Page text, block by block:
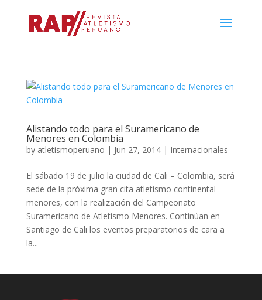
Alistando todo para el Suramericano de
Menores en Colombia
by atletismoperuano | Jun 27, 2014| Internacionales
El sábado 19 de julio la ciudad de Cali – Colombia, será
sede de la próxima gran cita atletismo continental
menores, con la realización del Campeonato
Suramericano de Atletismo Menores. Continúan en
Santiago de Cali los eventos preparatorios de cara a
la...